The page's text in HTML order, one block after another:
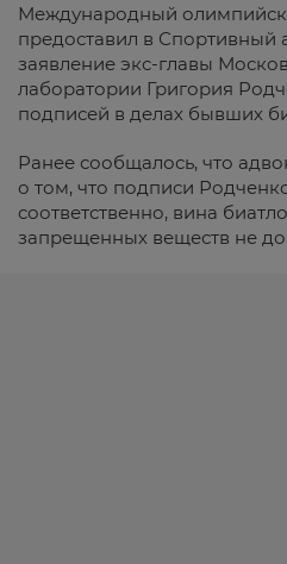
Международный
предоставил в Спортивный
заявление экс-главы
лаборатории Григория
подписей в делах бывших
Ранее сообщалось, что
о том, что подписи
соответственно, вина
запрещенных веществ не